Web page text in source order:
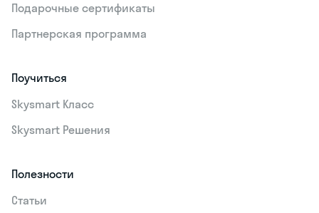
Подарочные сертификаты
Партнерская программа
Поучиться
Skysmart Класс
Skysmart Решения
Полезности
Статьи